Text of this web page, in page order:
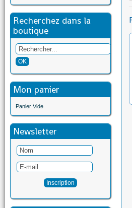
Recherchez dans la
boutique
Mon panier
Panier Vide
Newsletter